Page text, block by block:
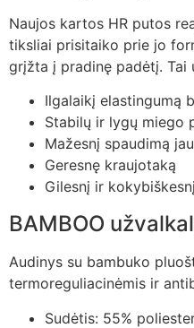
Naujos kartos HR putos
tiksliai prisitaiko prie jo
grįžta į pradinę padėtį. Tai
Ilgalaikį elastingumą
Stabilų ir lygų miego
Mažesnį spaudimą
Geresnę kraujotaką
Gilesnį ir
BAMBOO
Audinys su bambuko
termoreguliacinėmis ir
Sudėtis: 55%